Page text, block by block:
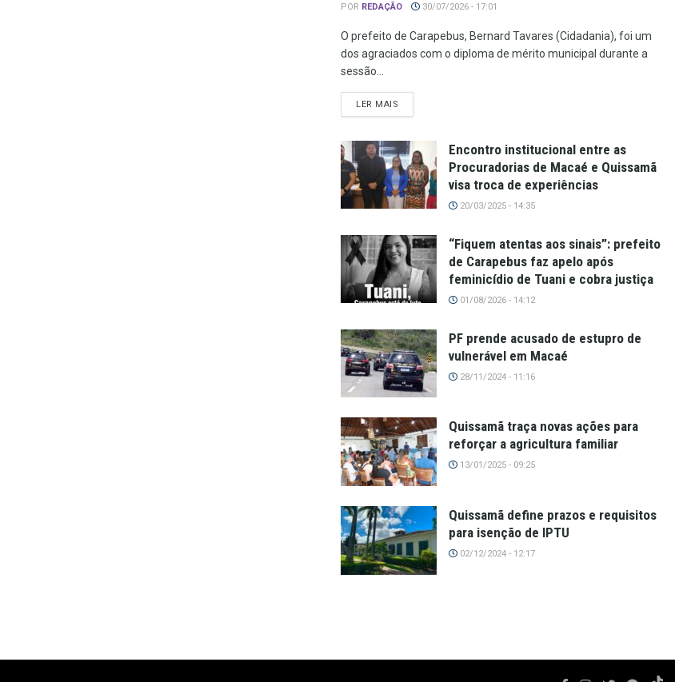
POR REDAÇÃO 30/07/2026 - 17:01
O prefeito de Carapebus, Bernard Tavares (Cidadania), foi um
dos agraciados com o diploma de mérito municipal durante a
sessão...
LER MAIS
Encontro institucional entre as
Procuradorias de Macaé e Quissamã
visa troca de experiências
20/03/2025 - 14:35
“Fiquem atentas aos sinais”: prefeito
de Carapebus faz apelo após
feminicídio de Tuani e cobra justiça
01/08/2026 - 14:12
PF prende acusado de estupro de
vulnerável em Macaé
28/11/2024 - 11:16
Quissamã traça novas ações para
reforçar a agricultura familiar
13/01/2025 - 09:25
Quissamã define prazos e requisitos
para isenção de IPTU
02/12/2024 - 12:17